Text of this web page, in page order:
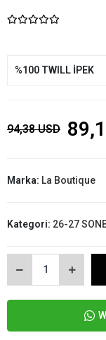
%100 TWILL İPEK
94,38 USD
Marka: La Boutique
Kategori: 26-27